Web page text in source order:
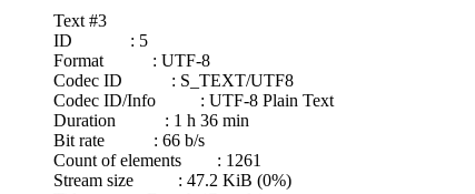
Text #3
ID : 5
Format : UTF-8
Codec ID : S_TEXT/UTF8
Codec ID/Info : UTF-8 Plain Text
Duration : 1 h 36 min
Bit rate : 66 b/s
Count of elements : 1261
Stream size : 47.2 KiB (0%)